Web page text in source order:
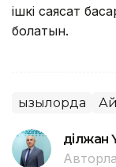
ішкі саясат
болатын.
Қызылорда